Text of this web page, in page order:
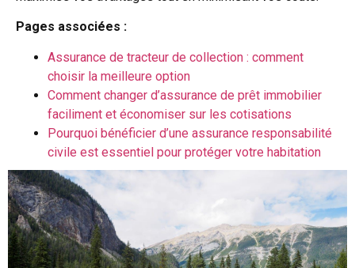
Pages associées :
Assurance de tracteur de collection : comment
choisir la meilleure option
Comment changer d’assurance de prêt immobilier
faciliment et économiser sur les cotisations
Pourquoi bénéficier d’une assurance responsabilité
civile est essentiel pour protéger votre habitation